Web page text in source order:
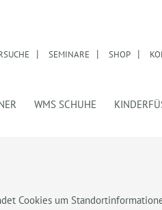
SEMINARE SHOP
WMS SCHUHE
Cookies um